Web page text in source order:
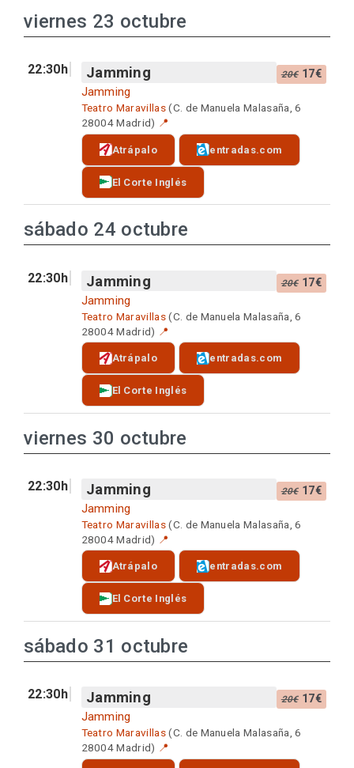
viernes 23 octubre
22:30h Jamming 20€17€
Jamming
Teatro Maravillas(C. de Manuela Malasaña, 6
28004 Madrid) 📍
Atrápalo entradas.com
El Corte Inglés
sábado 24 octubre
22:30h Jamming 20€17€
Jamming
Teatro Maravillas(C. de Manuela Malasaña, 6
28004 Madrid) 📍
Atrápalo entradas.com
El Corte Inglés
viernes 30 octubre
22:30h Jamming 20€17€
Jamming
Teatro Maravillas(C. de Manuela Malasaña, 6
28004 Madrid) 📍
Atrápalo entradas.com
El Corte Inglés
sábado 31 octubre
22:30h Jamming 20€17€
Jamming
Teatro Maravillas(C. de Manuela Malasaña, 6
28004 Madrid) 📍